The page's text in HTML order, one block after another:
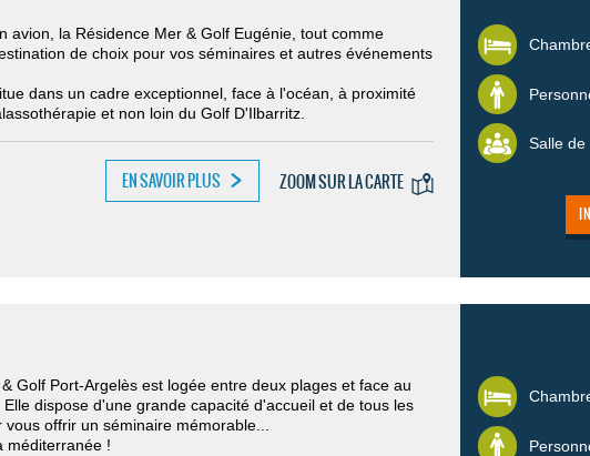
avion, la Résidence Mer & Golf Eugénie, tout comme
de choix pour vos séminaires et autres événements
dans un cadre exceptionnel, face à l'océan, à proximité
et non loin du Golf D'Ilbarritz.
EN SAVOIR PLUS ZOOM SUR LA CARTE
Salle de
Golf Port-Argelès est logée entre deux plages et face au
dispose d'une grande capacité d'accueil et de tous les
offrir un séminaire mémorable...
méditerranée !